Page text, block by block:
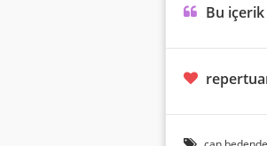
Bu